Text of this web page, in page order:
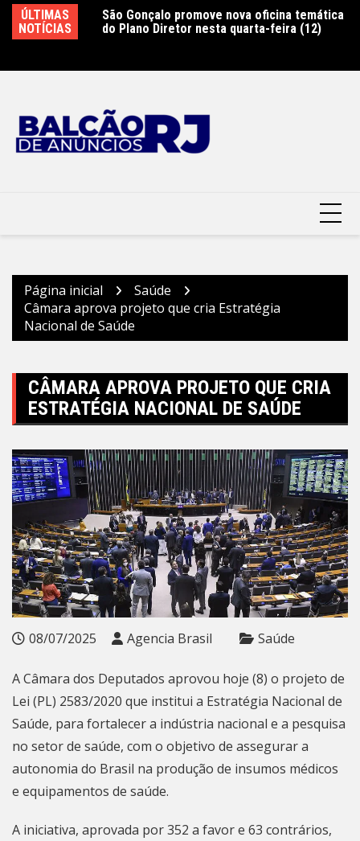
para
ÚLTIMAS
NOTÍCIAS
São Gonçalo promove nova oficina temática
do Plano Diretor nesta quarta-feira (12)
Secretaria da Mulher de Nova Iguaçu abre
inscrições para cursos gratuitos
Página inicial
Saúde
Câmara aprova projeto que cria Estratégia
Nacional de Saúde
CÂMARA APROVA PROJETO QUE CRIA
ESTRATÉGIA NACIONAL DE SAÚDE
08/07/2025 Agencia Brasil Saúde
A Câmara dos Deputados aprovou hoje (8) o projeto de
Lei (PL) 2583/2020 que institui a Estratégia Nacional de
Saúde, para fortalecer a indústria nacional e a pesquisa
no setor de saúde, com o objetivo de assegurar a
autonomia do Brasil na produção de insumos médicos
e equipamentos de saúde.
A iniciativa, aprovada por 352 a favor e 63 contrários,